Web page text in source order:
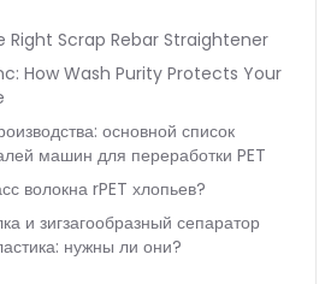
Right Scrap Rebar Straightener
How Wash Purity Protects Your
основной список
машин для переработки PET
волокна rPET хлопьев?
и зигзагообразный сепаратор
нужны ли они?